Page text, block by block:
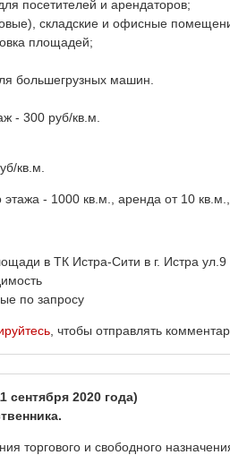
посетителей и арендаторов;
складские и офисные
площадей;
большегрузных машин.
- 300 руб/кв.м.
кв.м.
- 1000 кв.м., аренда от 10
в ТК Истра-Сити в г. Истра
по запросу
, чтобы отправлять
сентября 2020 года)
торгового и свободного